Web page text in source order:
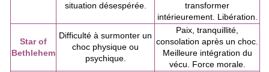
situation désespérée.
transformer
intérieurement. Libération.
Star of
Bethlehem
Difficulté à surmonter un
choc physique ou
psychique.
Paix, tranquillité,
consolation après un choc.
Meilleure intégration du
vécu. Force morale.